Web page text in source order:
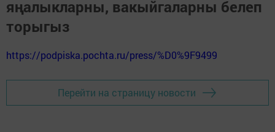
яңалыкларны, вакыйгаларны белеп
торыгыз
https://podpiska.pochta.ru/press/%D0%9F9499
Перейти на страницу новости